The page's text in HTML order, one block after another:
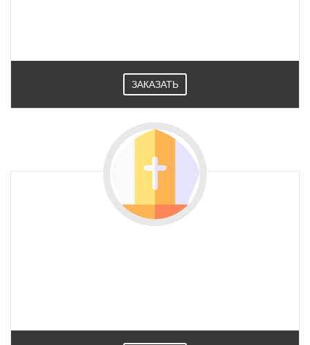
ЗАКАЗАТЬ